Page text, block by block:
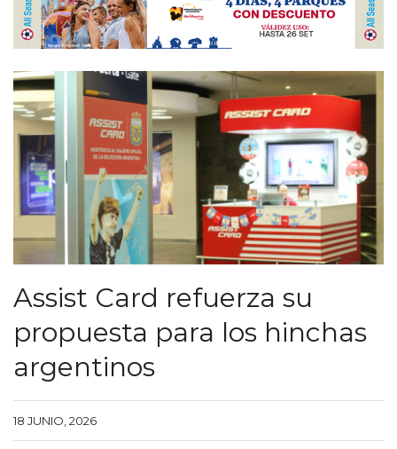
Assist Card refuerza su
propuesta para los hinchas
argentinos
18 JUNIO, 2026